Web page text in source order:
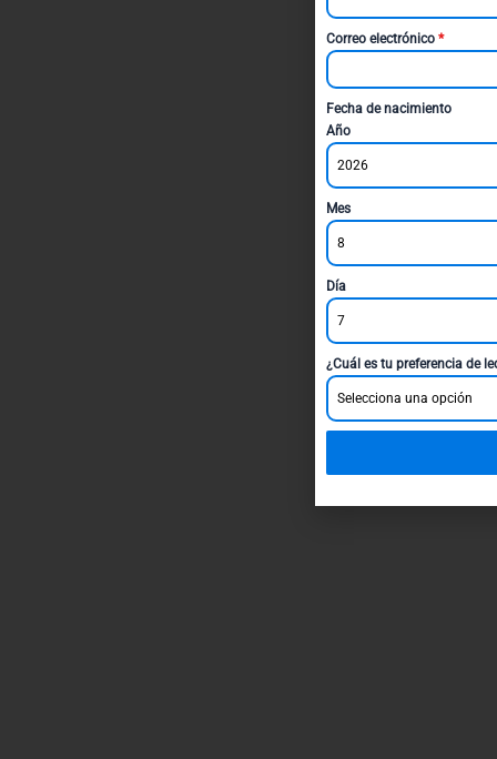
Correo electrónico *
Fecha de nacimiento
Año
2026
Mes
8
Día
7
¿Cuál es tu preferencia de
Selecciona una opción